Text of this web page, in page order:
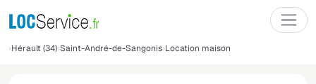
Hérault (34) Saint-André-de-Sangonis Location maison